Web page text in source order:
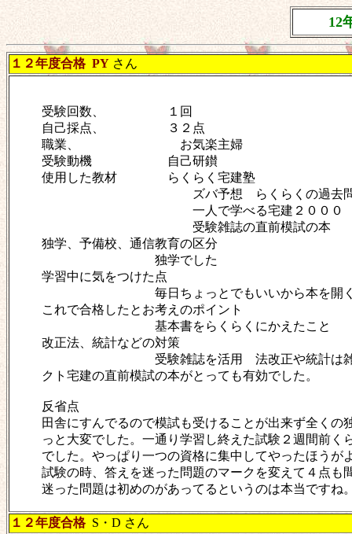
12
１２年度合格 PY さん
受験回数、 １回
自己採点、 ３２点
職業、 お気楽主婦
受験動機 自己研鑚
使用した教材 らくらく宅建塾
ズバ予想 らくらくの過去
一人で学べる宅建２０００
受験雑誌の直前模試の本
独学、予備校、通信教育の区分
独学でした
学習中に気をつけた点
毎日ちょっとでもいいから本を開
これで合格したとお考えのポイント
基本書をらくらくにかえたこと
改正法、統計などの対策
受験雑誌を活用 法改正や統計は雑誌で対応
クト宅建の直前模試の本がとっても有効でした。
反省点
田舎にすんでるので模試も受けることが出来ず全く
っと大変でした。一通り学習し終えた試験２週間前
でした。やっぱり一つの資格に集中してやったほうが
試験の時、答えを迷った問題のマークを変えて４点
迷った問題は初めのがあってるというのは本当ですね
１２年度合格 S・D さん